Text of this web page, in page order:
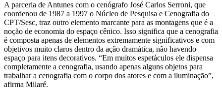
A parceria de Antunes com o cenógrafo José Carlos Serroni, que
coordenou de 1987 a 1997 o Núcleo de Pesquisa e Cenografia do
CPT/Sesc, traz outro elemento marcante para as montagens que é a
noção de economia do espaço cênico. Isso significa que a cenografia
é composta apenas de elementos extremamente significativos e com
objetivos muito claros dentro da ação dramática, não havendo
espaço para itens decorativos. “Em muitos espetáculos ele dispensa
completamente a cenografia, usando apenas alguns objetos para
trabalhar a cenografia com o corpo dos atores e com a iluminação”,
afirma Milaré.